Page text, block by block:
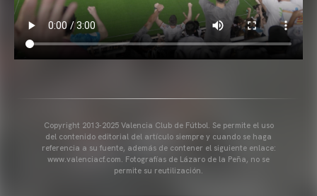
Copyright 2013-2025 Valencia Club de Fútbol. Se permite el uso
del contenido editorial del artículo siempre y cuando se haga
referencia a su fuente, además de contener el siguiente enlace:
www.valenciacf.com. Fotografías de Lázaro de la Peña, no se
permite su reutilización.